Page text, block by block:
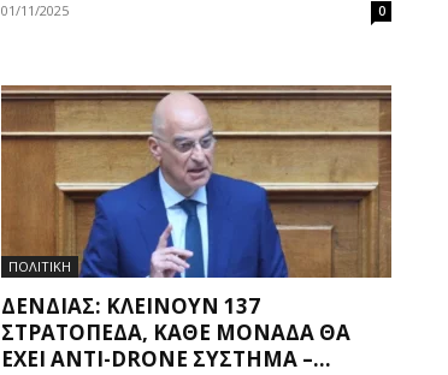
01/11/2025 0
ΠΟΛΙΤΙΚΗ
ΔΈΝΔΙΑΣ: ΚΛΕΊΝΟΥΝ 137
ΣΤΡΑΤΌΠΕΔΑ, ΚΆΘΕ ΜΟΝΆΔΑ ΘΑ
ΈΧΕΙ ΑΝΤΊ-DRONE ΣΎΣΤΗΜΑ –...